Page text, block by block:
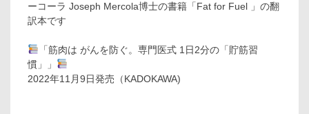
ーコーラ Joseph Mercola博士の書籍「Fat for Fuel 」の翻
訳本です
「筋肉は がんを防ぐ。専門医式 1日2分の「貯筋習
慣」」
2022年11月9日発売（KADOKAWA)